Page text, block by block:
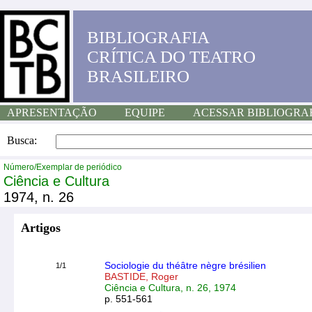
BIBLIOGRAFIA
CRÍTICA DO TEATRO
BRASILEIRO
APRESENTAÇÃO EQUIPE ACESSAR
Busca:
Número/Exemplar de periódico
Ciência e Cultura
1974, n. 26
Artigos
1/1
Sociologie du théâtre nègre brésilien
BASTIDE, Roger
Ciência e Cultura, n. 26, 1974
p. 551-561